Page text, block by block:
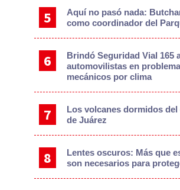
Aquí no pasó nada:
como coordinador del
Brindó Seguridad Vial 165
automovilistas en
mecánicos por clima
Los volcanes dormidos
de Juárez
Lentes oscuros: Más que
son necesarios para